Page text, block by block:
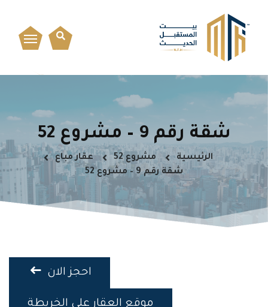
شقة رقم 9 – مشروع 52
الرئيسية مشروع 52
عقار مباع
شقة رقم 9 – مشروع 52
احجز الان
موقع العقار على الخريطة